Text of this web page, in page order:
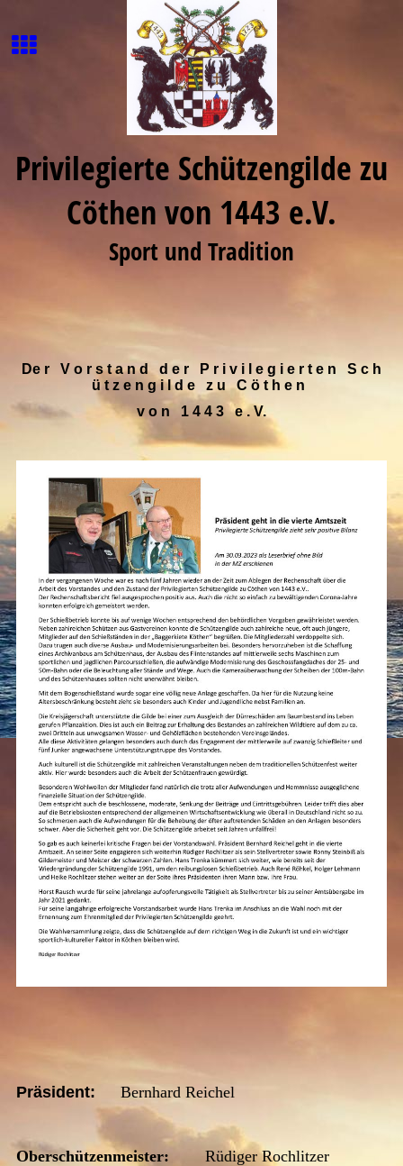
Privilegierte Schützengilde zu
Cöthen von 1443 e.V.
Sport und Tradition
De r V o r s t a n d d e r P r i v i l e g i e r t e n S c h
ü t z e n g i l d e z u C ö t h e n
v o n 1 4 4 3 e . V.
Präsident: Bernhard Reichel
Oberschützenmeister: Rüdiger Rochlitzer